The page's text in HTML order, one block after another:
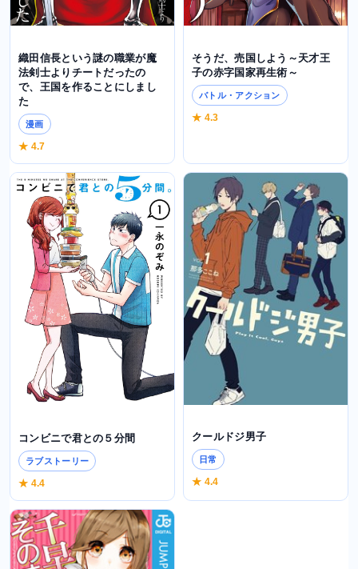
織田信長という謎の職業が魔
法剣士よりチートだったの
で、王国を作ることにしまし
た
漫画
★ 4.7
そうだ、売国しよう～天才王
子の赤字国家再生術～
バトル・アクション
★ 4.3
コンビニで君との５分間
ラブストーリー
★ 4.4
クールドジ男子
日常
★ 4.4